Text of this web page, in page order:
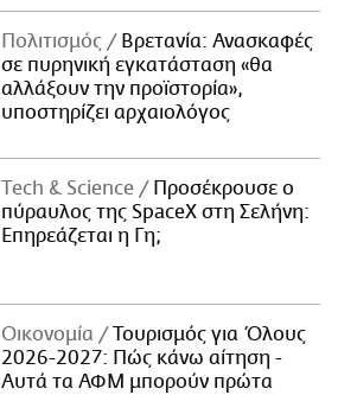
Πολιτισμός
Βρετανία: Ανασκαφές
σε πυρηνική εγκατάσταση «θα
αλλάξουν την προϊστορία»,
υποστηρίζει αρχαιολόγος
Τech & Science
Προσέκρουσε ο
πύραυλος της SpaceX στη Σελήνη:
Επηρεάζεται η Γη;
Οικονομία
Τουρισμός για Όλους
2026-2027: Πώς κάνω αίτηση -
Αυτά τα ΑΦΜ μπορούν πρώτα